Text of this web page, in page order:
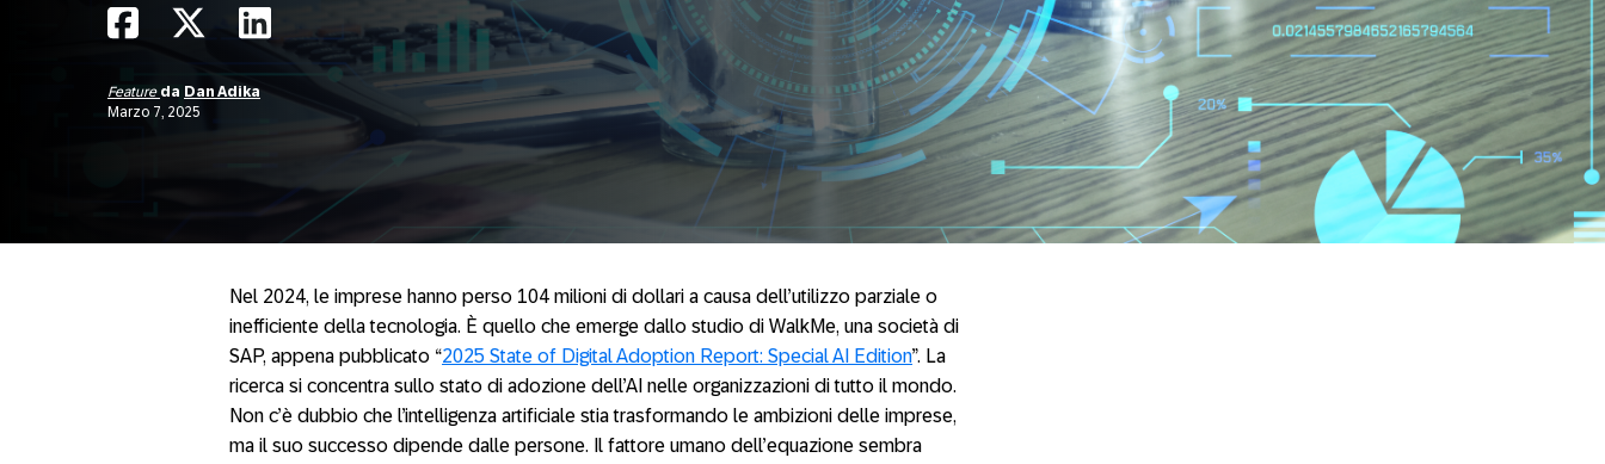
Feature da Dan Adika
Marzo 7, 2025
Nel 2024, le imprese hanno perso 104 milioni di dollari a causa dell’utilizzo parziale o
inefficiente della tecnologia. È quello che emerge dallo studio di WalkMe, una società di
SAP, appena pubblicato “2025 State of Digital Adoption Report: Special AI Edition”. La
ricerca si concentra sullo stato di adozione dell’AI nelle organizzazioni di tutto il mondo.
Non c’è dubbio che l’intelligenza artificiale stia trasformando le ambizioni delle imprese,
ma il suo successo dipende dalle persone. Il fattore umano dell’equazione sembra